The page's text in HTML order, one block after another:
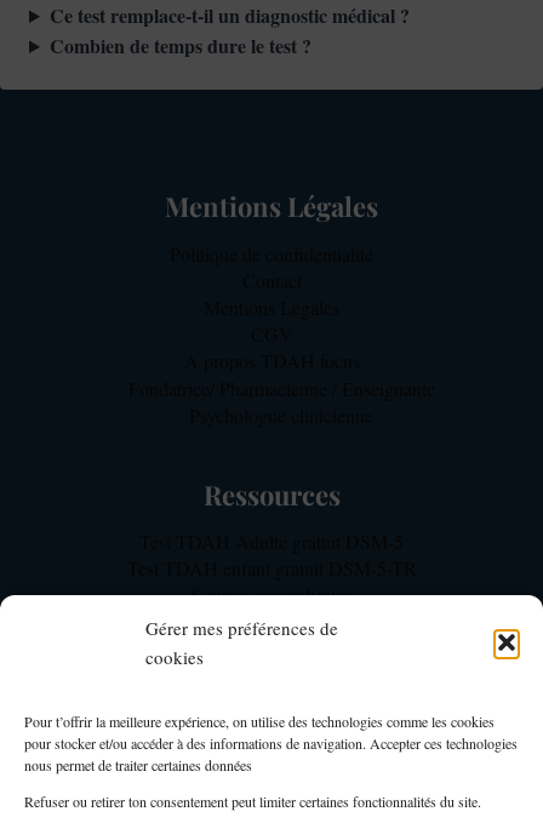
Gérer mes préférences de
cookies
Pour t’offrir la meilleure expérience, on utilise des technologies comme les cookies
pour stocker et/ou accéder à des informations de navigation. Accepter ces technologies
nous permet de traiter certaines données
Refuser ou retirer ton consentement peut limiter certaines fonctionnalités du site.
Ce test remplace-t-il un diagnostic médical ?
Combien de temps dure le test ?
Mentions Légales
Ressources
Sources scientifiques
Notre méthodologie d’expertise TDAH
Mon Compte
Mon compte TDAH Focus – Membres
Page du tableau de bord formations
Espace membre